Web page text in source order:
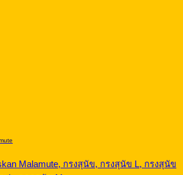
Malamute, กรงสุนัข, กรงสุนัข L, กรงสุนัข